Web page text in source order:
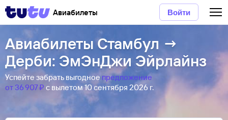
Авиабилеты Войти
Авиабилеты Стамбул →
Дерби: ЭмЭнДжи Эйрлайнз
Успейте забрать выгодноепредложение
от 36 ⁠907 ⁠₽ с вылетом 10 сентября 2026 г.